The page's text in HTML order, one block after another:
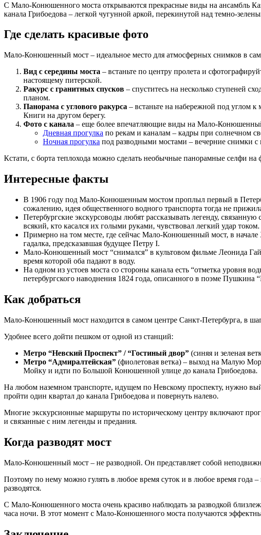
С Мало-Конюшенного моста открываются прекрасные виды на ансамбль
канала Грибоедова – легкой чугунной аркой, перекинутой над темно-
Где сделать красивые фото
Мало-Конюшенный мост – идеальное место для атмосферных снимков в
Вид с середины моста – встаньте по центру пролета и
настоящему питерской.
Ракурс с гранитных спусков – спуститесь на несколько ступеней
планом.
Панорама с углового ракурса – встаньте на набережной под углом
Книги на другом берегу.
Фото с канала – еще более впечатляющие виды на Мало-
Дневная прогулка по рекам и каналам – кадры при солнечном
Ночная прогулка под разводными мостами – вечерние снимки
Кстати, с борта теплохода можно сделать необычные панорамные селфи
Интересные факты
В 1906 году под Мало-Конюшенным мостом проплыл первый в
сожалению, идея общественного водного транспорта тогда не
Петербургские экскурсоводы любят рассказывать легенду,
всякий, кто касался их голыми руками, чувствовал легкий удар
Примерно на том месте, где сейчас Мало-Конюшенный мост, в
гадалка, предсказавшая будущее Петру I.
Мало-Конюшенный мост “снимался” в культовом фильме Леонида
время которой оба падают в воду.
На одном из устоев моста со стороны канала есть “отметка уровня
петербургского наводнения 1824 года, описанного в поэме Пушкина
Как добраться
Мало-Конюшенный мост находится в самом центре Санкт-Петербурга, в
Удобнее всего дойти пешком от одной из станций:
Метро “Невский Проспект” / “Гостиный двор” (синяя и зеленая
Метро “Адмиралтейская” (фиолетовая ветка) – выход на Малую
Мойку и идти по Большой Конюшенной улице до канала Грибоедова.
На любом наземном транспорте, идущем по Невскому проспекту, нужно
пройти один квартал до канала Грибоедова и повернуть налево.
Многие экскурсионные маршруты по историческому центру включают
и связанные с ним легенды и предания.
Когда разводят мост
Мало-Конюшенный мост – не разводной. Он представляет собой
Поэтому по нему можно гулять в любое время суток и в любое время года
разводятся.
С Мало-Конюшенного моста очень красиво наблюдать за разводкой
часа ночи. В этот момент с Мало-Конюшенного моста получаются